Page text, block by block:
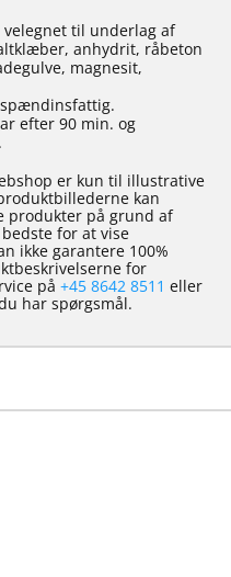
til underlag af
anhydrit, råbeton
magnesit,
efter 90 min. og
er kun til illustrative
kan
produkter på grund af
for at vise
ikke garantere 100%
for
på +45 8642 8511 eller
har spørgsmål.